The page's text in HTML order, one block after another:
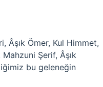
Âşık Ömer, Kul Himmet,
Şerif, Âşık
bu geleneğin